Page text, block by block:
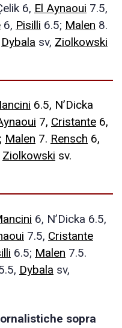
6, El Aynaoui 7.5,
6, Pisilli 6.5; Malen 8.
Dybala sv, Ziolkowski
6.5, N’Dicka
7, Cristante 6,
Malen 7. Rensch 6,
Ziolkowski sv.
6, N’Dicka 6.5,
7.5, Cristante
6.5; Malen 7.5.
Dybala sv,
sopra